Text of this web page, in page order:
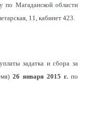
запасы,
611
по Магаданской области
11, кабинет 423.
задатка и сбора за
26 января 2015 г.по